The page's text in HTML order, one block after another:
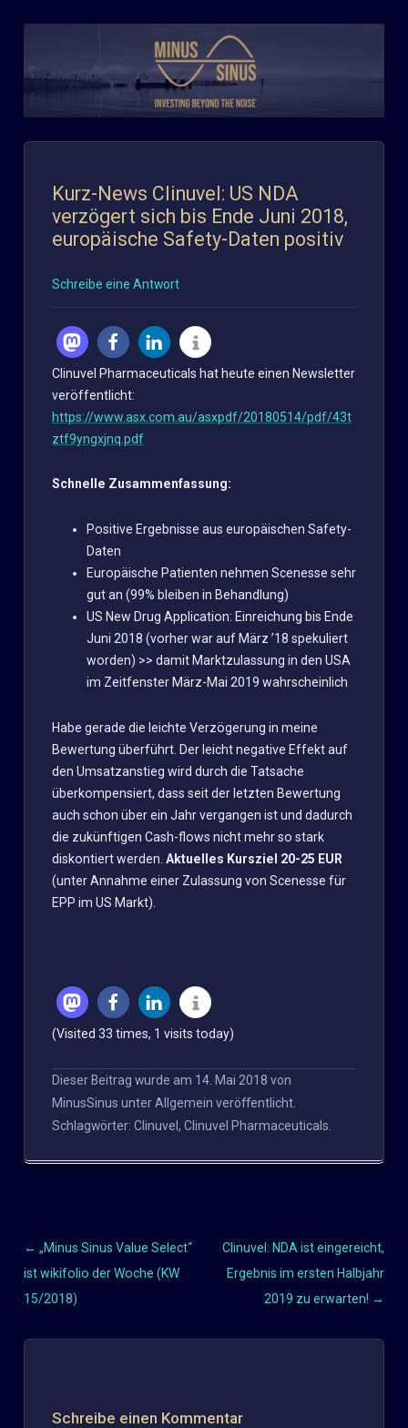
Kurz-News Clinuvel: US NDA
verzögert sich bis Ende Juni 2018,
europäische Safety-Daten positiv
Schreibe eine Antwort
Clinuvel Pharmaceuticals hat heute einen Newsletter
veröffentlicht:
https://www.asx.com.au/asxpdf/20180514/pdf/43t
ztf9yngxjnq.pdf
Schnelle Zusammenfassung:
Positive Ergebnisse aus europäischen Safety-
Daten
Europäische Patienten nehmen Scenesse sehr
gut an (99% bleiben in Behandlung)
US New Drug Application: Einreichung bis Ende
Juni 2018 (vorher war auf März ’18 spekuliert
worden) >> damit Marktzulassung in den USA
im Zeitfenster März-Mai 2019 wahrscheinlich
Habe gerade die leichte Verzögerung in meine
Bewertung überführt. Der leicht negative Effekt auf
den Umsatzanstieg wird durch die Tatsache
überkompensiert, dass seit der letzten Bewertung
auch schon über ein Jahr vergangen ist und dadurch
die zukünftigen Cash-flows nicht mehr so stark
diskontiert werden. Aktuelles Kursziel 20-25 EUR
(unter Annahme einer Zulassung von Scenesse für
EPP im US Markt).
(Visited 33 times, 1 visits today)
Dieser Beitrag wurde am 14. Mai 2018 von
MinusSinus unterAllgemein veröffentlicht.
Schlagwörter: Clinuvel , Clinuvel Pharmaceuticals
Beitragsnavigation
← „Minus Sinus Value Select“
ist wikifolio der Woche (KW
15/2018)
Clinuvel: NDA ist eingereicht,
Ergebnis im ersten Halbjahr
2019 zu erwarten! →
Schreibe einen Kommentar